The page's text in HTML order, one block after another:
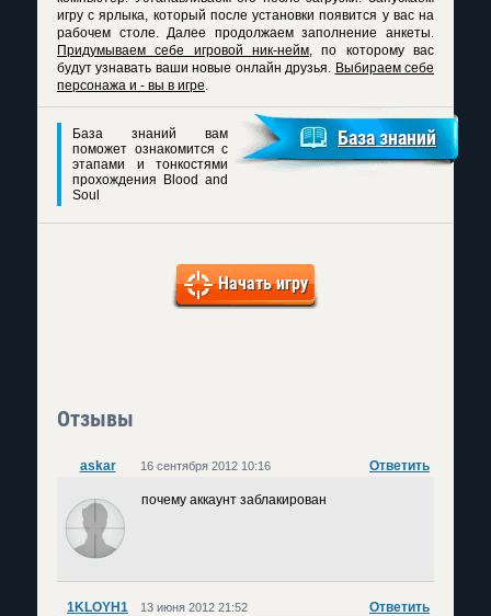
игру с ярлыка, который после установки появится у вас на
рабочем столе. Далее продолжаем заполнение анкеты.
Придумываем себе игровой ник-нейм, по которому вас
будут узнавать ваши новые онлайн друзья. Выбираем себе
персонажа и - вы в игре.
База знаний вам
поможет ознакомится с
этапами и тонкостями
прохождения Blood and
Soul
База знаний
Начать игру
Отзывы
askar Ответить
16 сентября 2012 10:16
почему аккаунт заблакирован
1KLOYH1 Ответить
13 июня 2012 21:52